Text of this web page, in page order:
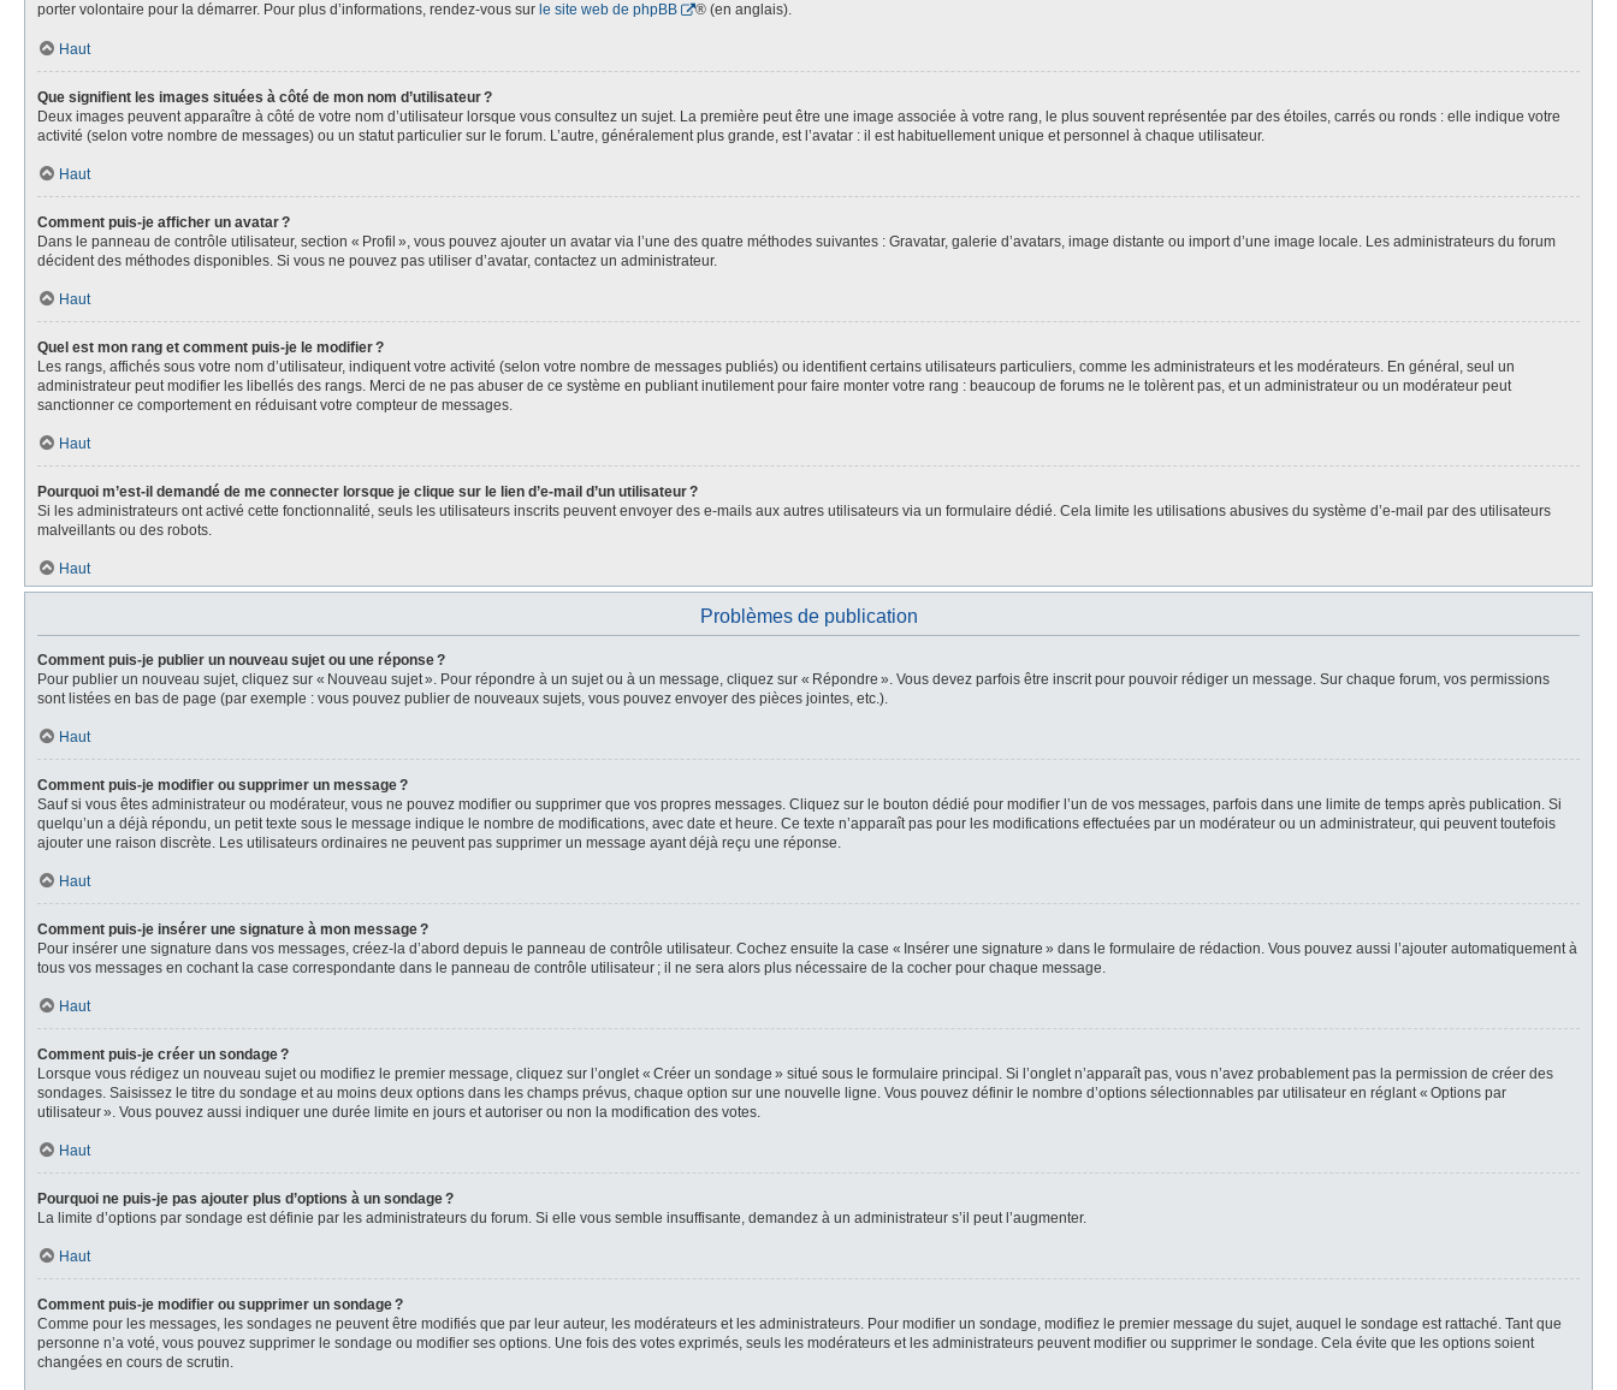
porter volontaire pour la démarrer. Pour plus d’informations, rendez-vous sur le site web de phpBB ® (en anglais).
Haut
Que signifient les images situées à côté de mon nom d’utilisateur ?
Deux images peuvent apparaître à côté de votre nom d’utilisateur lorsque vous consultez un sujet. La première peut être une image associée à votre rang, le plus souvent représentée par des étoiles, carrés ou ronds : elle indique votre
activité (selon votre nombre de messages) ou un statut particulier sur le forum. L’autre, généralement plus grande, est l’avatar : il est habituellement unique et personnel à chaque utilisateur.
Haut
Comment puis-je afficher un avatar ?
Dans le panneau de contrôle utilisateur, section « Profil », vous pouvez ajouter un avatar via l’une des quatre méthodes suivantes : Gravatar, galerie d’avatars, image distante ou import d’une image locale. Les administrateurs du forum
décident des méthodes disponibles. Si vous ne pouvez pas utiliser d’avatar, contactez un administrateur.
Haut
Quel est mon rang et comment puis-je le modifier ?
Les rangs, affichés sous votre nom d’utilisateur, indiquent votre activité (selon votre nombre de messages publiés) ou identifient certains utilisateurs particuliers, comme les administrateurs et les modérateurs. En général, seul un
administrateur peut modifier les libellés des rangs. Merci de ne pas abuser de ce système en publiant inutilement pour faire monter votre rang : beaucoup de forums ne le tolèrent pas, et un administrateur ou un modérateur peut
sanctionner ce comportement en réduisant votre compteur de messages.
Haut
Pourquoi m’est-il demandé de me connecter lorsque je clique sur le lien d’e-mail d’un utilisateur ?
Si les administrateurs ont activé cette fonctionnalité, seuls les utilisateurs inscrits peuvent envoyer des e-mails aux autres utilisateurs via un formulaire dédié. Cela limite les utilisations abusives du système d’e-mail par des utilisateurs
malveillants ou des robots.
Haut
Problèmes de publication
Comment puis-je publier un nouveau sujet ou une réponse ?
Pour publier un nouveau sujet, cliquez sur « Nouveau sujet ». Pour répondre à un sujet ou à un message, cliquez sur « Répondre ». Vous devez parfois être inscrit pour pouvoir rédiger un message. Sur chaque forum, vos permissions
sont listées en bas de page (par exemple : vous pouvez publier de nouveaux sujets, vous pouvez envoyer des pièces jointes, etc.).
Haut
Comment puis-je modifier ou supprimer un message ?
Sauf si vous êtes administrateur ou modérateur, vous ne pouvez modifier ou supprimer que vos propres messages. Cliquez sur le bouton dédié pour modifier l’un de vos messages, parfois dans une limite de temps après publication. Si
quelqu’un a déjà répondu, un petit texte sous le message indique le nombre de modifications, avec date et heure. Ce texte n’apparaît pas pour les modifications effectuées par un modérateur ou un administrateur, qui peuvent toutefois
ajouter une raison discrète. Les utilisateurs ordinaires ne peuvent pas supprimer un message ayant déjà reçu une réponse.
Haut
Comment puis-je insérer une signature à mon message ?
Pour insérer une signature dans vos messages, créez-la d’abord depuis le panneau de contrôle utilisateur. Cochez ensuite la case « Insérer une signature » dans le formulaire de rédaction. Vous pouvez aussi l’ajouter automatiquement à
tous vos messages en cochant la case correspondante dans le panneau de contrôle utilisateur ; il ne sera alors plus nécessaire de la cocher pour chaque message.
Haut
Comment puis-je créer un sondage ?
Lorsque vous rédigez un nouveau sujet ou modifiez le premier message, cliquez sur l’onglet « Créer un sondage » situé sous le formulaire principal. Si l’onglet n’apparaît pas, vous n’avez probablement pas la permission de créer des
sondages. Saisissez le titre du sondage et au moins deux options dans les champs prévus, chaque option sur une nouvelle ligne. Vous pouvez définir le nombre d’options sélectionnables par utilisateur en réglant « Options par
utilisateur ». Vous pouvez aussi indiquer une durée limite en jours et autoriser ou non la modification des votes.
Haut
Pourquoi ne puis-je pas ajouter plus d’options à un sondage ?
La limite d’options par sondage est définie par les administrateurs du forum. Si elle vous semble insuffisante, demandez à un administrateur s’il peut l’augmenter.
Haut
Comment puis-je modifier ou supprimer un sondage ?
Comme pour les messages, les sondages ne peuvent être modifiés que par leur auteur, les modérateurs et les administrateurs. Pour modifier un sondage, modifiez le premier message du sujet, auquel le sondage est rattaché. Tant que
personne n’a voté, vous pouvez supprimer le sondage ou modifier ses options. Une fois des votes exprimés, seuls les modérateurs et les administrateurs peuvent modifier ou supprimer le sondage. Cela évite que les options soient
changées en cours de scrutin.